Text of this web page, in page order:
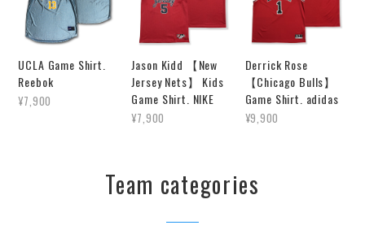
UCLA Game Shirt.
Reebok
¥7,900
Jason Kidd 【New
Jersey Nets】 Kids
Game Shirt. NIKE
¥7,900
Derrick Rose
【Chicago Bulls】
Game Shirt. adidas
¥9,900
Team categories